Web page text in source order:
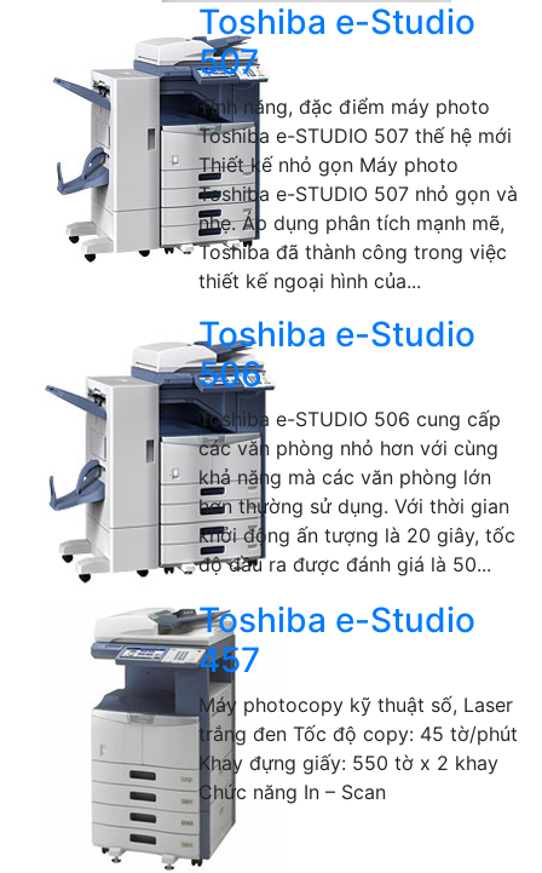
Toshiba e-Studio
507
Tính năng, đặc điểm máy photo
Toshiba e-STUDIO 507 thế hệ mới
Thiết kế nhỏ gọn Máy photo
Toshiba e-STUDIO 507 nhỏ gọn và
nhẹ. Áp dụng phân tích mạnh mẽ,
Toshiba đã thành công trong việc
thiết kế ngoại hình của...
Toshiba e-Studio
506
Toshiba e-STUDIO 506 cung cấp
các văn phòng nhỏ hơn với cùng
khả năng mà các văn phòng lớn
hơn thường sử dụng. Với thời gian
khởi động ấn tượng là 20 giây, tốc
độ đầu ra được đánh giá là 50...
Toshiba e-Studio
457
Máy photocopy kỹ thuật số, Laser
trắng đen Tốc độ copy: 45 tờ/phút
Khay đựng giấy: 550 tờ x 2 khay
Chức năng In – Scan